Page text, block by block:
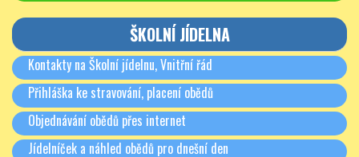
ŠKOLNÍ JÍDELNA
Kontakty na Školní jídelnu, Vnitřní řád
Přihláška ke stravování, placení obědů
Objednávání obědů přes internet
Jídelníček a náhled obědů pro dnešní den